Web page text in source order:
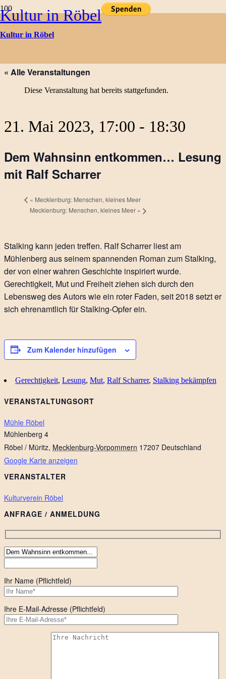
Kultur in Röbel
Kultur in Röbel
Kulturtermine
« Alle Veranstaltungen
Diese Veranstaltung hat bereits stattgefunden.
21. Mai 2023, 17:00 - 18:30
Dem Wahnsinn entkommen… Lesung
mit Ralf Scharrer
« Mecklenburg: Menschen, kleines Meer
Mecklenburg: Menschen, kleines Meer »
Stalking kann jeden treffen. Ralf Scharrer liest am
Mühlenberg aus seinem spannenden Roman zum Stalking,
der von einer wahren Geschichte inspiriert wurde.
Gerechtigkeit, Mut und Freiheit ziehen sich durch den
Lebensweg des Autors wie ein roter Faden, seit 2018 setzt er
sich ehrenamtlich für Stalking-Opfer ein.
Zum Kalender hinzufügen
Gerechtigkeit, Lesung, Mut, Ralf Scharrer, Stalking bekämpfen
VERANSTALTUNGSORT
Mühle Röbel
Mühlenberg 4
Röbel / Müritz, Mecklenburg-Vorpommern 17207 Deutschland
Google Karte anzeigen
VERANSTALTER
Kulturverein Röbel
ANFRAGE / ANMELDUNG
Ihr Name (Pflichtfeld)
Ihre E-Mail-Adresse (Pflichtfeld)